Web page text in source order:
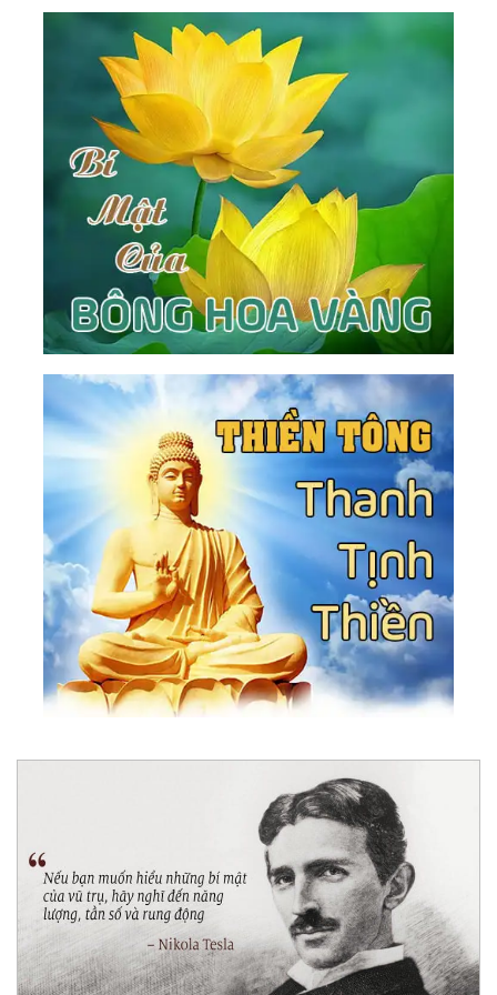
Thế Giới Bên Trong - Thế Giới Bên Ngoài
Khổ Đế - Cầu Bất Đắc Khổ
Thân - Tâm - Trí: Hành Trình Trở Về Với Không
123.Đối Diện Nỗi Sợ - Hành Trình Trở Về Với Sự
Can Đảm
Chỉ Hai Dạng Người Có Thể Vào Được Nước
Thiên Đàng
Tình Yêu - Là Để Cho Người Khác Được Là
Chính Họ
126.Ngừng Phân Biệt - Sự Sống Vĩnh Hằng
Đức Hy Sinh Của Ánh Sáng
128.Thấu Hiểu - Cội Nguồn Của Tình Yêu Thương
129. Nếu Không Có Tối, Giá Trị Của Sáng Là Gì?
130.
Làm Mà Không Quan Tâm
131.Sẽ Chẳng Bao Giờ Có Ánh Sáng Cho Kẻ Chưa
Biết Bóng Tối Là Gì
132.Mỗi Người Đều Đúng Trong Thế Giới Của Họ
133.Khi Linh Hồn Khước Từ Tình Yêu Tinh Tuyền
134.Những Người Có Thể Vui Vẻ Với Sự Cô Đơn
Thường Là Những Người Dễ Chịu Nhất
Trở Về Trung Đạo - Nơi Vô Và Hữu Gặp Nhau
137.
Là Chính Mình - Hành Trình Trở Về Tự Tính
138.Giàu Có Là Khi Tâm Biết Đủ
139.Hành Trình Của Linh Hồn: Từ Đau Khổ Đến
Cho Đi